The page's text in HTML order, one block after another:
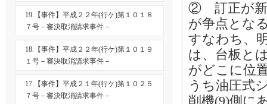
② 訂正が新
が争点とな
すなわち、
は、台板と
がどこに位
うち油圧式
削機(9)側に
19.【事件】平成２２年(行ケ)第１０１８
７号－審決取消請求事件－
18.【事件】平成２２年(行ケ)第１０１９
１号－審決取消請求事件－
17.【事件】平成２１年(行ケ)第１０２５
７号－審決取消請求事件－